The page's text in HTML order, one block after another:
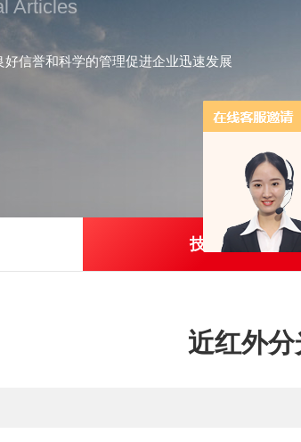
Articles
信誉和科学的管理促进企业迅速发展
技术文章
近红外